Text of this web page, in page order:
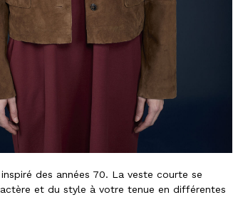
des années 70. La veste courte se
et du style à votre tenue en différentes